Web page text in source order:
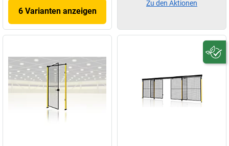
6 Varianten anzeigen
Zu den Aktionen